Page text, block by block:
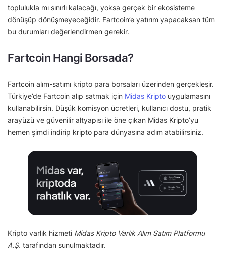
toplulukla mı sınırlı kalacağı, yoksa gerçek bir ekosisteme
dönüşüp dönüşmeyeceğidir. Fartcoin’e yatırım yapacaksan tüm
bu durumları değerlendirmen gerekir.
Fartcoin Hangi Borsada?
Fartcoin alım-satımı kripto para borsaları üzerinden gerçekleşir.
Türkiye’de Fartcoin alıp satmak için Midas Kripto uygulamasını
kullanabilirsin. Düşük komisyon ücretleri, kullanıcı dostu, pratik
arayüzü ve güvenilir altyapısı ile öne çıkan Midas Kripto’yu
hemen şimdi indirip kripto para dünyasına adım atabilirsiniz.
Kripto varlık hizmeti Midas Kripto Varlık Alım Satım Platformu
A.Ş. tarafından sunulmaktadır.